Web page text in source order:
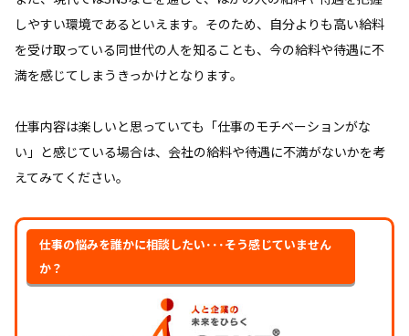
しやすい環境であるといえます。そのため、自分よりも高い給料
を受け取っている同世代の人を知ることも、今の給料や待遇に不
満を感じてしまうきっかけとなります。
仕事内容は楽しいと思っていても「仕事のモチベーションがな
い」と感じている場合は、会社の給料や待遇に不満がないかを考
えてみてください。
仕事の悩みを誰かに相談したい･･･そう感じていません
か？